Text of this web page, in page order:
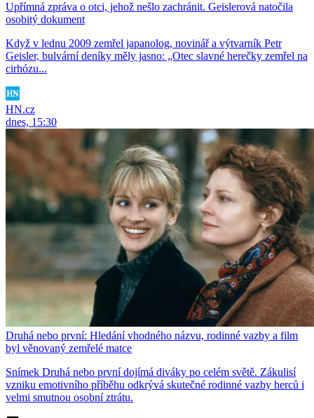
Upřímná zpráva o otci, jehož nešlo zachránit. Geislerová natočila
osobitý dokument
Když v lednu 2009 zemřel japanolog, novinář a výtvarník Petr
Geisler, bulvární deníky měly jasno: „Otec slavné herečky zemřel na
cirhózu...
HN.cz
dnes, 15:30
Druhá nebo první: Hledání vhodného názvu, rodinné vazby a film
byl věnovaný zemřelé matce
Snímek Druhá nebo první dojímá diváky po celém světě. Zákulisí
vzniku emotivního příběhu odkrývá skutečné rodinné vazby herců i
velmi smutnou osobní ztrátu.